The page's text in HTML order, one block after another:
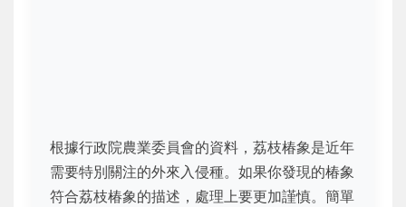
根據行政院農業委員會的資料，荔枝椿象是近年
需要特別關注的外來入侵種。如果你發現的椿象
符合荔枝椿象的描述，處理上要更加謹慎。簡單